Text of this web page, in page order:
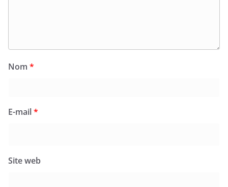
Nom *
E-mail*
Site web